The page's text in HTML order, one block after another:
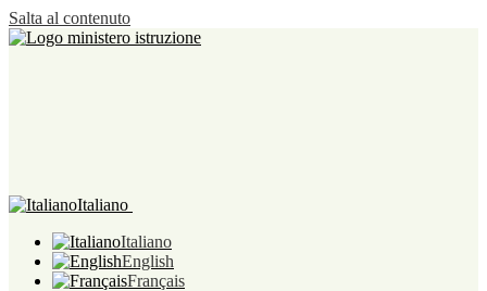
Salta al contenuto
Italiano
Italiano
English
Français